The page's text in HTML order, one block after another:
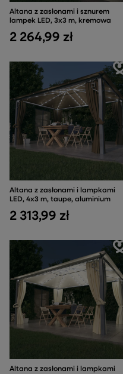
Altana z zasłonami i sznurem
lampek LED, 3x3 m, kremowa
2 264,99 zł
Altana z zasłonami i lampkami
LED, 4x3 m, taupe, aluminium
2 313,99 zł
Altana z zasłonami i lampkami